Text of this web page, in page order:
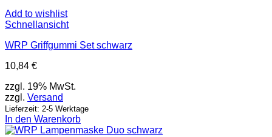
Add to wishlist
Schnellansicht
WRP Griffgummi Set schwarz
10,84 €
zzgl. 19% MwSt.
zzgl. Versand
Lieferzeit: 2-5 Werktage
In den Warenkorb